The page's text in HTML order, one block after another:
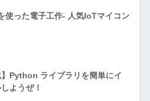
使った電子工作- 人気IoTマイコン
】Python ライブラリを簡単にイ
ようぜ！